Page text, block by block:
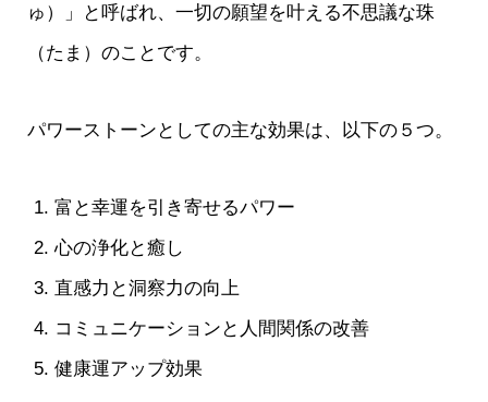
ゅ）」と呼ばれ、一切の願望を叶える不思議な珠
（たま）のことです。
パワーストーンとしての主な効果は、以下の５つ。
富と幸運を引き寄せるパワー
心の浄化と癒し
直感力と洞察力の向上
コミュニケーションと人間関係の改善
健康運アップ効果